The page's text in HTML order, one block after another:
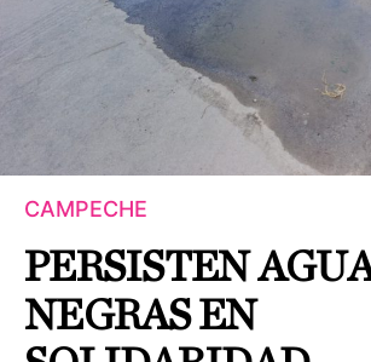
CAMPECHE
PERSISTEN
NEGRAS EN